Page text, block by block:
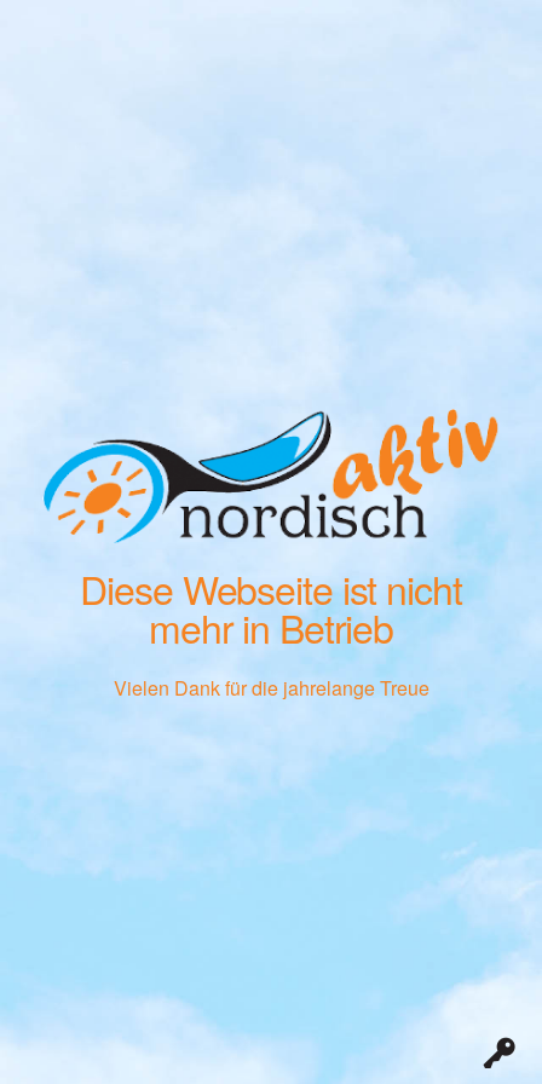
Diese Webseite ist nicht
mehr in Betrieb
Vielen Dank für die jahrelange Treue